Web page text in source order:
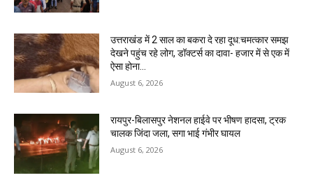
उत्तराखंड में 2 साल का बकरा दे रहा दूध:चमत्कार समझ
देखने पहुंच रहे लोग, डॉक्टर्स का दावा- हजार में से एक में
ऐसा होना...
August 6, 2026
रायपुर-बिलासपुर नेशनल हाईवे पर भीषण हादसा, ट्रक
चालक जिंदा जला, सगा भाई गंभीर घायल
August 6, 2026